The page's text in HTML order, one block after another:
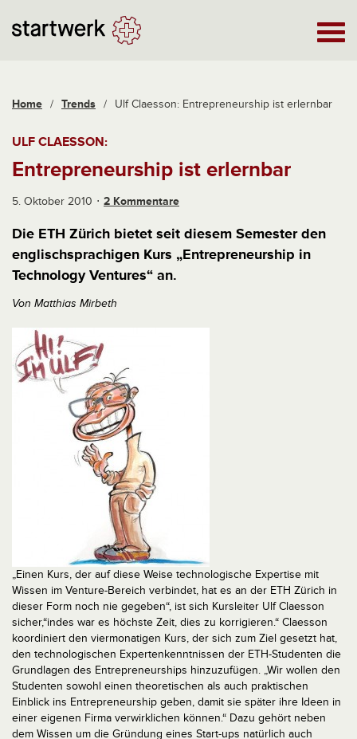
Home / Trends / Ulf Claesson: Entrepreneurship ist erlernbar
ULF CLAESSON:
Entrepreneurship ist erlernbar
5. Oktober 2010 2 Kommentare
Die ETH Zürich bietet seit diesem Semester den
englischsprachigen Kurs „Entrepreneurship in
Technology Ventures“ an.
Von Matthias Mirbeth
„Einen Kurs, der auf diese Weise technologische Expertise mit
Wissen im Venture-Bereich verbindet, hat es an der ETH Zürich in
dieser Form noch nie gegeben“, ist sich Kursleiter Ulf Claesson
sicher,“indes war es höchste Zeit, dies zu korrigieren.“ Claesson
koordiniert den viermonatigen Kurs, der sich zum Ziel gesetzt hat,
den technologischen Expertenkenntnissen der ETH-Studenten die
Grundlagen des Entrepreneurships hinzuzufügen. „Wir wollen den
Studenten sowohl einen theoretischen als auch praktischen
Einblick ins Entrepreneurship geben, damit sie später ihre Ideen in
einer eigenen Firma verwirklichen können.“ Dazu gehört neben
dem Wissen um die Gründung eines Start-ups natürlich auch